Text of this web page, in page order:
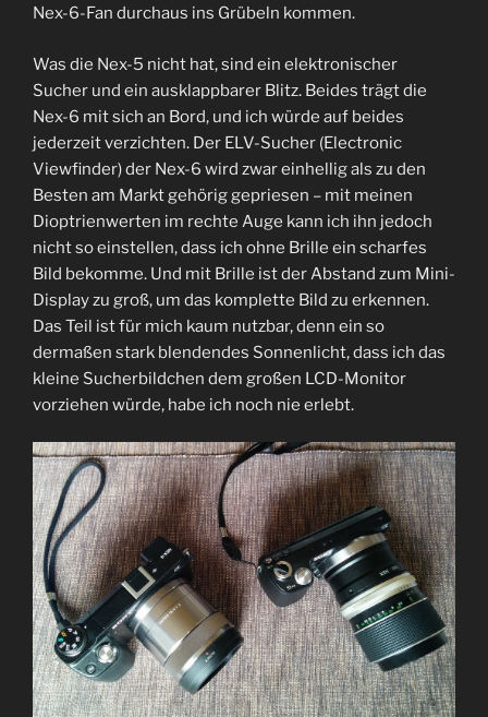
Nex-6-Fan durchaus ins Grübeln kommen.
Was die Nex-5 nicht hat, sind ein elektronischer
Sucher und ein ausklappbarer Blitz. Beides trägt die
Nex-6 mit sich an Bord, und ich würde auf beides
jederzeit verzichten. Der ELV-Sucher (Electronic
Viewfinder) der Nex-6 wird zwar einhellig als zu den
Besten am Markt gehörig gepriesen – mit meinen
Dioptrienwerten im rechte Auge kann ich ihn jedoch
nicht so einstellen, dass ich ohne Brille ein scharfes
Bild bekomme. Und mit Brille ist der Abstand zum Mini-
Display zu groß, um das komplette Bild zu erkennen.
Das Teil ist für mich kaum nutzbar, denn ein so
dermaßen stark blendendes Sonnenlicht, dass ich das
kleine Sucherbildchen dem großen LCD-Monitor
vorziehen würde, habe ich noch nie erlebt.